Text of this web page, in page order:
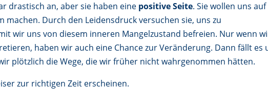
drastisch an, aber sie haben eine positive Seite. Sie wollen uns
machen. Durch den Leidensdruck versuchen sie, uns zu
wir uns von diesem inneren Mangelzustand befreien. Nur wenn
haben wir auch eine Chance zur Veränderung. Dann fällt es
plötzlich die Wege, die wir früher nicht wahrgenommen hätten.
zur richtigen Zeit erscheinen.